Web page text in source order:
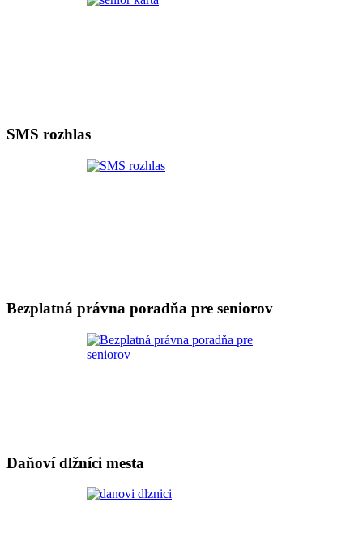
SMS rozhlas
Bezplatná právna poradňa pre seniorov
Daňoví dlžníci mesta